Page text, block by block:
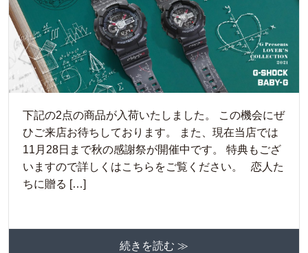
下記の2点の商品が入荷いたしました。 この機会にぜ
ひご来店お待ちしております。 また、現在当店では
11月28日まで秋の感謝祭が開催中です。 特典もござ
いますので詳しくはこちらをご覧ください。 恋人た
ちに贈る […]
続きを読む ≫